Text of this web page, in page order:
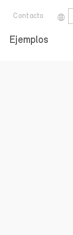
Ejemplos
Contacto